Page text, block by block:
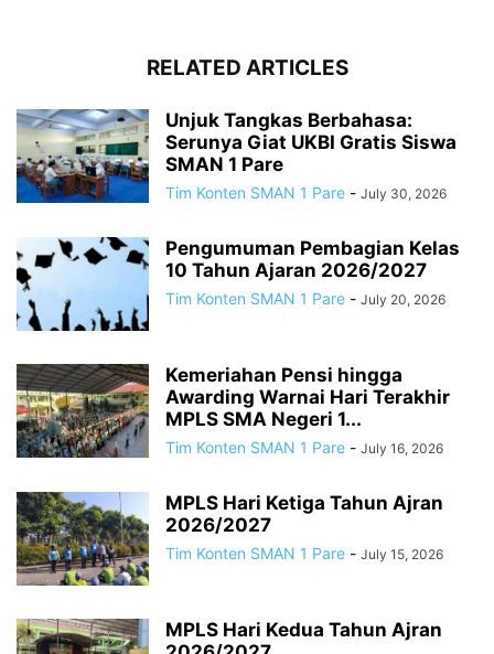
RELATED ARTICLES
Unjuk Tangkas Berbahasa:
Serunya Giat UKBI Gratis Siswa
SMAN 1 Pare
Tim Konten SMAN 1 Pare - July 30, 2026
Pengumuman Pembagian Kelas
10 Tahun Ajaran 2026/2027
Tim Konten SMAN 1 Pare - July 20, 2026
Kemeriahan Pensi hingga
Awarding Warnai Hari Terakhir
MPLS SMA Negeri 1...
Tim Konten SMAN 1 Pare - July 16, 2026
MPLS Hari Ketiga Tahun Ajran
2026/2027
Tim Konten SMAN 1 Pare - July 15, 2026
MPLS Hari Kedua Tahun Ajran